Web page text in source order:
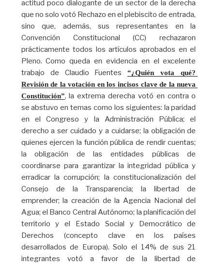
actitud poco dialogante de un sector de la derecha
que no solo votó Rechazo en el plebiscito de entrada,
sino que, además, sus representantes en la
Convención Constitucional (CC) rechazaron
prácticamente todos los artículos aprobados en el
Pleno. Como queda en evidencia en el excelente
trabajo de Claudio Fuentes“¿Quién vota qué?
Revisión de la votación en los incisos clave de la nueva
Constitución”, la extrema derecha votó en contra o
se abstuvo en temas como los siguientes: la paridad
en el Congreso y la Administración Pública; el
derecho a ser cuidado y a cuidarse; la obligación de
quienes ejercen la función pública de rendir cuentas;
la obligación de las entidades públicas de
coordinarse para garantizar la integridad pública y
erradicar la corrupción; la constitucionalización del
Consejo de la Transparencia; la libertad de
emprender; la creación de la Agencia Nacional del
Agua; el Banco Central Autónomo; la planificación del
territorio y el Estado Social y Democrático de
Derechos (concepto clave en los países
desarrollados de Europa). Solo el 14% de sus 21
integrantes votó a favor de la libertad de